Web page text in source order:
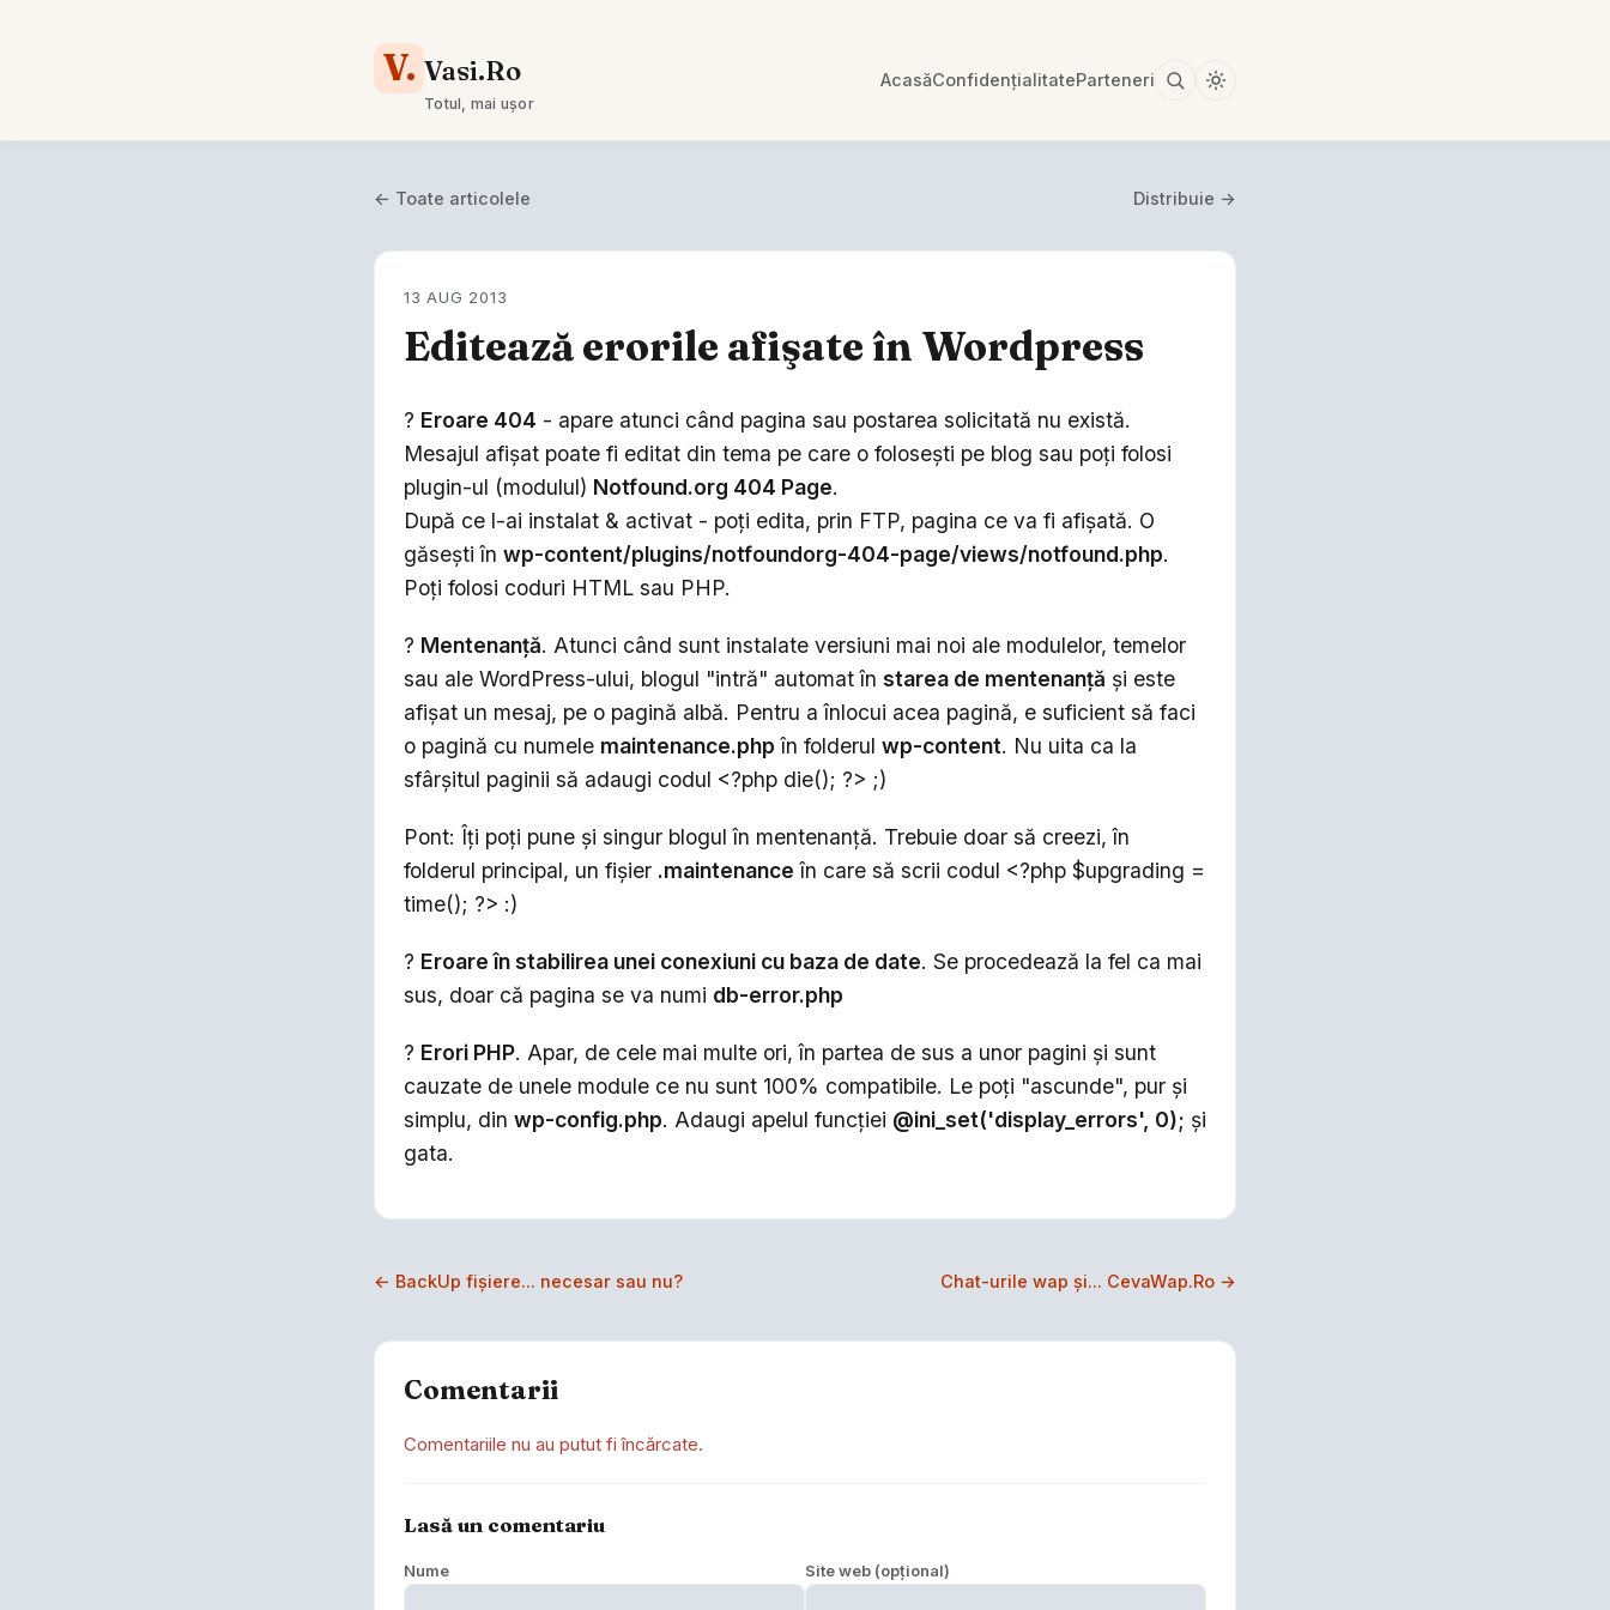
V. Vasi.Ro
Totul, mai ușor
AcasăConfidențialitateParteneri
← Toate articolele Distribuie →
13 AUG 2013
Editează erorile afişate în Wordpress
? Eroare 404 - apare atunci când pagina sau postarea solicitată nu există.
Mesajul afişat poate fi editat din tema pe care o foloseşti pe blog sau poţi folosi
plugin-ul (modulul) Notfound.org 404 Page.
După ce l-ai instalat & activat - poţi edita, prin FTP, pagina ce va fi afişată. O
găseşti în wp-content/plugins/notfoundorg-404-page/views/notfound.php.
Poţi folosi coduri HTML sau PHP.
? Mentenanţă. Atunci când sunt instalate versiuni mai noi ale modulelor, temelor
sau ale WordPress-ului, blogul "intră" automat în starea de mentenanţă şi este
afişat un mesaj, pe o pagină albă. Pentru a înlocui acea pagină, e suficient să faci
o pagină cu numele maintenance.php în folderul wp-content. Nu uita ca la
sfârşitul paginii să adaugi codul <?php die(); ?> ;)
Pont: Îţi poţi pune şi singur blogul în mentenanţă. Trebuie doar să creezi, în
folderul principal, un fişier .maintenance în care să scrii codul <?php $upgrading =
time(); ?> :)
? Eroare în stabilirea unei conexiuni cu baza de date. Se procedează la fel ca mai
sus, doar că pagina se va numi db-error.php
? Erori PHP. Apar, de cele mai multe ori, în partea de sus a unor pagini şi sunt
cauzate de unele module ce nu sunt 100% compatibile. Le poţi "ascunde", pur şi
simplu, din wp-config.php. Adaugi apelul funcţiei @ini_set('display_errors', 0); şi
gata.
← BackUp fişiere... necesar sau nu? Chat-urile wap şi... CevaWap.Ro →
Comentarii
Comentariile nu au putut fi încărcate.
Lasă un comentariu
Nume Site web (opțional)